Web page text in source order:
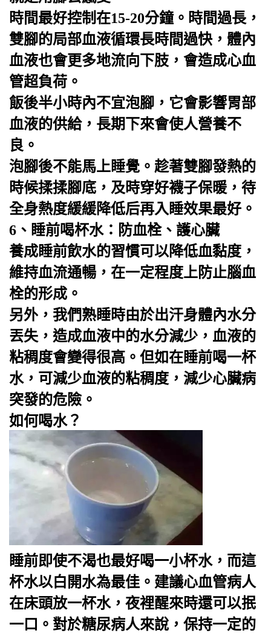
時間最好控制在15-20分鐘。時間過長，
雙腳的局部血液循環長時間過快，體內
血液也會更多地流向下肢，會造成心血
管超負荷。
飯後半小時內不宜泡腳，它會影響胃部
血液的供給，長期下來會使人營養不
良。
泡腳後不能馬上睡覺。趁著雙腳發熱的
時候揉揉腳底，及時穿好襪子保暖，待
全身熱度緩緩降低后再入睡效果最好。
6、睡前喝杯水：防血栓、護心臟
養成睡前飲水的習慣可以降低血黏度，
維持血流通暢，在一定程度上防止腦血
栓的形成。
另外，我們熟睡時由於出汗身體內水分
丟失，造成血液中的水分減少，血液的
粘稠度會變得很高。但如在睡前喝一杯
水，可減少血液的粘稠度，減少心臟病
突發的危險。
如何喝水？
睡前即使不渴也最好喝一小杯水，而這
杯水以白開水為最佳。建議心血管病人
在床頭放一杯水，夜裡醒來時還可以抿
一口。對於糖尿病人來說，保持一定的